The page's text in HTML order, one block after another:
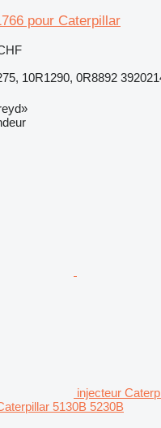
pour Caterpillar
10R1290, 0R8892
injecteur
5130B 5230B